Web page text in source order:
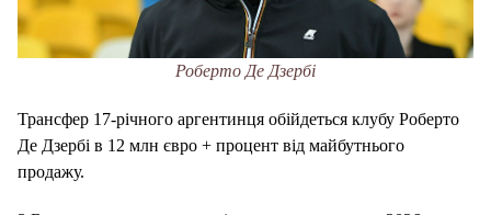
Роберто Де Дзербі
Трансфер 17-річного аргентинця обійдеться клубу Роберто
Де Дзербі в 12 млн євро + процент від майбутнього
продажу.